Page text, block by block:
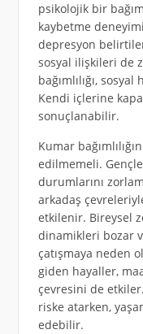
psikolojik bir
kaybetme
depresyon
sosyal ilişkileri de
bağımlılığı,
Kendi içlerine
sonuçlanabilir.
Kumar
edilmemeli.
durumlarını
arkadaş
etkilenir. Bireysel
dinamikleri bozar
çatışmaya neden
giden hayaller,
çevresini de
riske atarken,
edebilir.